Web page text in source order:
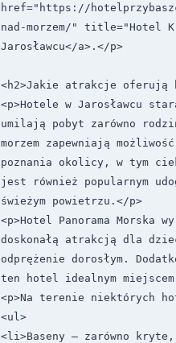
href="https://
nad-morzem/" title="Hotel
Jarosławcu</a>.</p>
<h2>Jakie atrakcje oferują
<p>Hotele w Jarosławcu
umilają pobyt zarówno
morzem zapewniają
poznania okolicy, w tym
jest również popularnym
świeżym powietrzu.</p>
<p>Hotel Panorama
doskonałą atrakcją dla
odprężenie dorosłym.
ten hotel idealnym
<p>Na terenie niektórych
<ul>
<li>Baseny – zarówno